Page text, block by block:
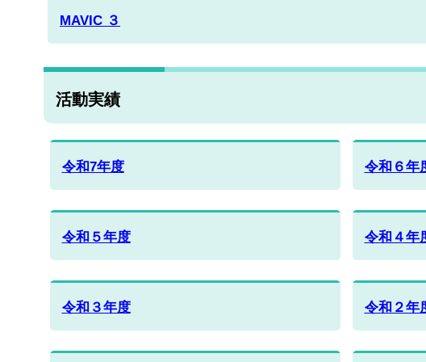
MAVIC ３
活動実績
令和7年度 令和６年
令和５年度 令和４年
令和３年度 令和２年